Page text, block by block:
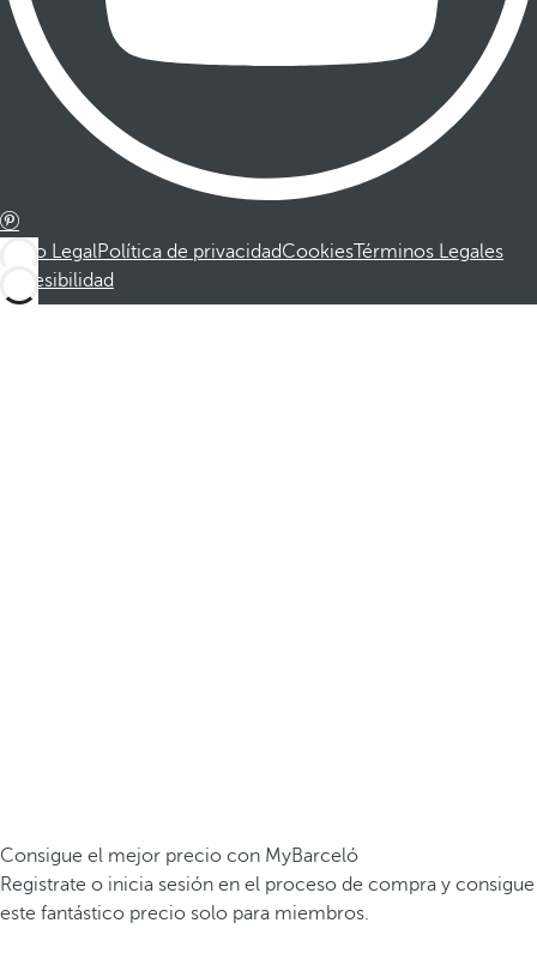
Aviso LegalPolítica de privacidadCookiesTérminos Legales
Accesibilidad
Consigue el mejor precio con MyBarceló
Registrate o inicia sesión en el proceso de compra y consigue
este fantástico precio solo para miembros.